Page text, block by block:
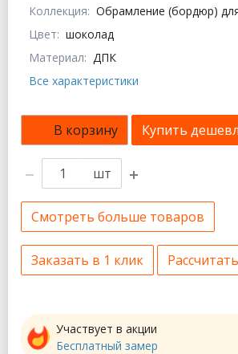
Коллекция: Обрамление (бордюр)
Цвет: шоколад
Материал: ДПК
Все характеристики
В корзину Купить
шт
Смотреть больше товаров
Заказать в 1 клик
Участвует в акции
Бесплатный замер